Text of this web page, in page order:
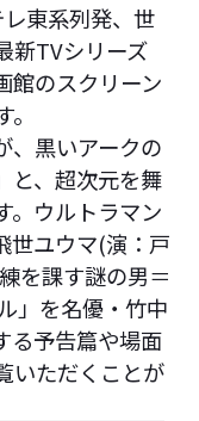
東系列発、世
新TVシリーズ
館のスクリーン
、黒いアークの
と、超次元を舞
。ウルトラマン
世ユウマ(演：戸
を課す謎の男＝
」を名優・竹中
る予告篇や場面
いただくことが